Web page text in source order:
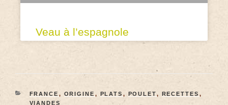
Veau à l’espagnole
FRANCE , ORIGINE , PLATS , POULET, RECETTES ,
VIANDES